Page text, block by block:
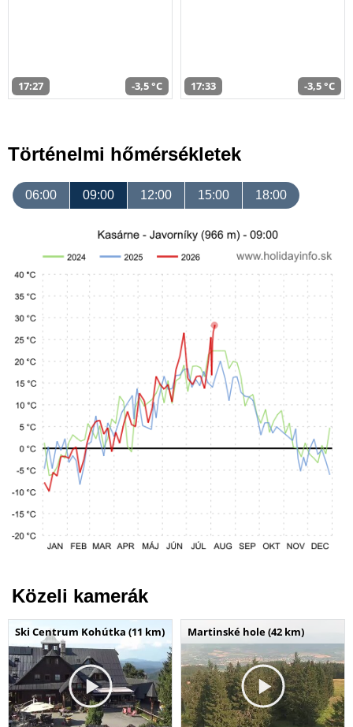
17:27 -3,5 °C 17:33 -3,5 °C
Történelmi hőmérsékletek
06:00 09:00 12:00 15:00 18:00
Közeli kamerák
Ski Centrum Kohútka (11 km) Martinské hole (42 km)